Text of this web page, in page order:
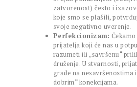
zatvorenost) često i
koje smo se plašili,
svoje negativno uverenje.
Perfekcionizam:
prijatelja koji će nas u
razumeti ili „savršenu“
druženje. U stvarnosti,
grade na nesavršenostima
dobrim“ konekcijama.